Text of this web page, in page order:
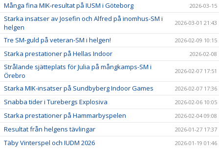
Många fina MIK-resultat på IUSM i Göteborg 2026-03-15
Starka insatser av Josefin och Alfred på inomhus-SM i
helgen
2026-03-01 21:43
Tre SM-guld på veteran-SM i helgen! 2026-02-09 10:15
Starka prestationer på Hellas Indoor 2026-02-08
Strålande sjätteplats för Julia på mångkamps-SM i
Örebro
2026-02-07 17:51
Starka MIK-insatser på Sundbyberg Indoor Games 2026-02-07 17:36
Snabba tider i Turebergs Explosiva 2026-02-06 10:05
Starka prestationer på Hammarbyspelen 2026-02-04 09:08
Resultat från helgens tävlingar 2026-01-27 17:37
Täby Vinterspel och IUDM 2026 2026-01-19 01:46